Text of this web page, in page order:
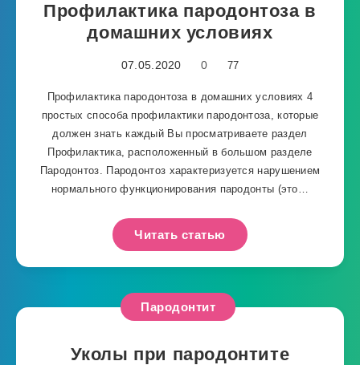
Профилактика пародонтоза в
домашних условиях
07.05.2020 0 77
Профилактика пародонтоза в домашних условиях 4
простых способа профилактики пародонтоза, которые
должен знать каждый Вы просматриваете раздел
Профилактика, расположенный в большом разделе
Пародонтоз. Пародонтоз характеризуется нарушением
нормального функционирования пародонты (это…
Читать статью
Пародонтит
Уколы при пародонтите